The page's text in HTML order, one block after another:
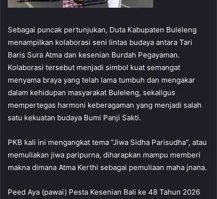
Sebagai puncak pertunjukan, Duta Kabupaten Buleleng
menampilkan kolaborasi seni lintas budaya antara Tari
Baris Sura Atma dan kesenian Burdah Pegayaman.
Kolaborasi tersebut menjadi simbol kuat semangat
menyama braya yang telah lama tumbuh dan mengakar
dalam kehidupan masyarakat Buleleng, sekaligus
mempertegas harmoni keberagaman yang menjadi salah
satu kekuatan budaya Bumi Panji Sakti.
PKB kali ini mengangkat tema “Jiwa Sidha Parisudha”, atau
memuliakan jiwa paripurna, diharapkan mampu memberi
makna dimana Atma Kerthi sebagai pemuliaan maha jnana.
Peed Aya (pawai) Pesta Kesenian Bali ke 48 Tahun 2026